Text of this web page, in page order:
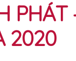
2020